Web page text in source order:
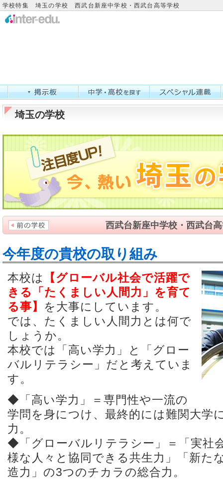
学校特集 埼玉の学校 西武台新座中学校・西武台高等学校
埼玉の学校
西武台新座中学校・西武台
今年度の貴校の取り組み
本校は
【グローバル社会で活躍で
きる「たくましい人間力」を育て
る事】 を大事にしています。
では、たくましい人間力とは何で
しょうか。
本校では「高い学力」と「グロー
バルリテラシー」だと考えていま
す。
◆「高い学力」＝専門性や一流の
学問を身につけ、最終的には難関大学
力。
◆「グローバルリテラシー」＝「実社
様な人々と協同できる共生力」「新た
造力」の3つのチカラの総合力。